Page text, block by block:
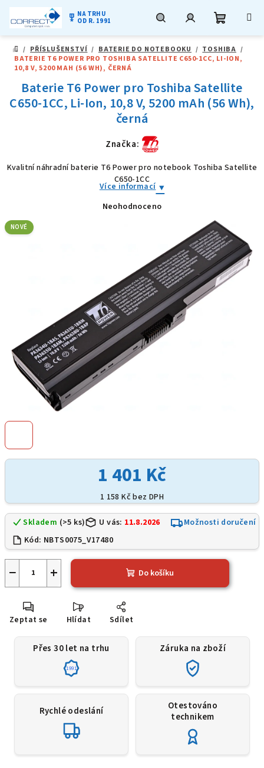
obsah
military_tech NA TRHU
OD R. 1991
DOMŮ
/ PŘÍSLUŠENSTVÍ / BATERIE DO NOTEBOOKU / TOSHIBA /
BATERIE T6 POWER PRO TOSHIBA SATELLITE C650-1CC, LI-ION,
10,8 V, 5200 MAH (56 WH), ČERNÁ
1 401 Kč
1 158 Kč bez DPH
Skladem (>5 ks) U vás: 11.8.2026
Možnosti doručení
Kód: NBTS0075_V17480
+
− Do košíku
Zeptat se Hlídat Sdílet
Baterie T6 Power pro Toshiba Satellite
C650-1CC, Li-Ion, 10,8 V, 5200 mAh (56 Wh),
černá
Značka:
Kvalitní náhradní baterie T6 Power pro notebook Toshiba Satellite
C650-1CC
Více informací
Průměrné
hvězdiček.
Neohodnoceno
NOVÉ
Přes 30 let na trhu
1991
Záruka na zboží
Rychlé odeslání
Otestováno
technikem